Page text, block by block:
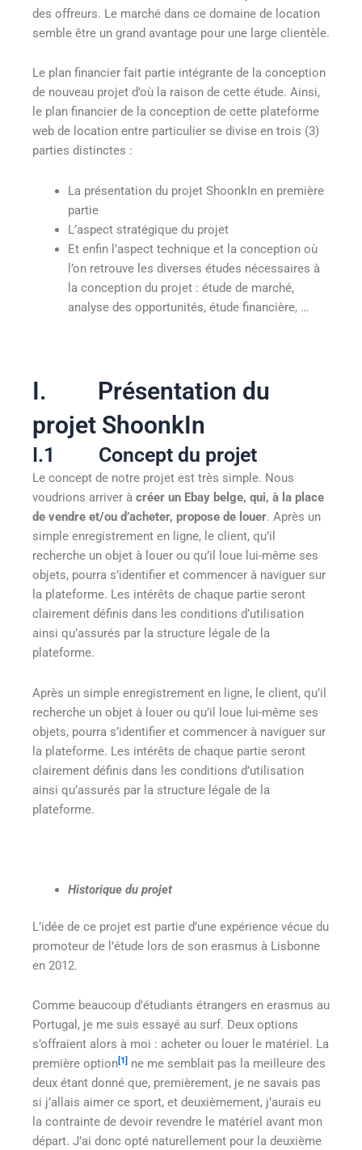
des offreurs. Le marché dans ce domaine de location
semble être un grand avantage pour une large clientèle.
Le plan financier fait partie intégrante de la conception
de nouveau projet d’où la raison de cette étude. Ainsi,
le plan financier de la conception de cette plateforme
web de location entre particulier se divise en trois (3)
parties distinctes :
La présentation du projet ShoonkIn en première
partie
L’aspect stratégique du projet
Et enfin l’aspect technique et la conception où
l’on retrouve les diverses études nécessaires à
la conception du projet : étude de marché,
analyse des opportunités, étude financière, …
I. Présentation du
projet ShoonkIn
I.1 Concept du projet
Le concept de notre projet est très simple. Nous
voudrions arriver à créer un Ebay belge, qui, à la place
de vendre et/ou d’acheter, propose de louer. Après un
simple enregistrement en ligne, le client, qu’il
recherche un objet à louer ou qu’il loue lui-même ses
objets, pourra s’identifier et commencer à naviguer sur
la plateforme. Les intérêts de chaque partie seront
clairement définis dans les conditions d’utilisation
ainsi qu’assurés par la structure légale de la
plateforme.
Après un simple enregistrement en ligne, le client, qu’il
recherche un objet à louer ou qu’il loue lui-même ses
objets, pourra s’identifier et commencer à naviguer sur
la plateforme. Les intérêts de chaque partie seront
clairement définis dans les conditions d’utilisation
ainsi qu’assurés par la structure légale de la
plateforme.
Historique du projet
L’idée de ce projet est partie d’une expérience vécue du
promoteur de l’étude lors de son erasmus à Lisbonne
en 2012.
Comme beaucoup d’étudiants étrangers en erasmus au
Portugal, je me suis essayé au surf. Deux options
s’offraient alors à moi : acheter ou louer le matériel. La
première option[1] ne me semblait pas la meilleure des
deux étant donné que, premièrement, je ne savais pas
si j’allais aimer ce sport, et deuxièmement, j’aurais eu
la contrainte de devoir revendre le matériel avant mon
départ. J’ai donc opté naturellement pour la deuxième